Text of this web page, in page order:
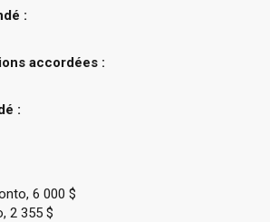
:
accordées :
:
6 000 $
2 355 $